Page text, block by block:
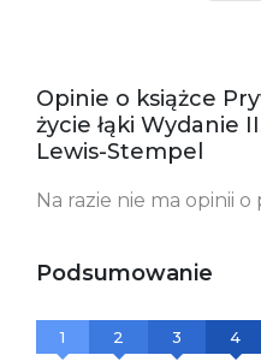
Opinie o książce
życie łąki Wydanie
Lewis-Stempel
Na razie nie ma opinii
Podsumowanie
1
2
3
4